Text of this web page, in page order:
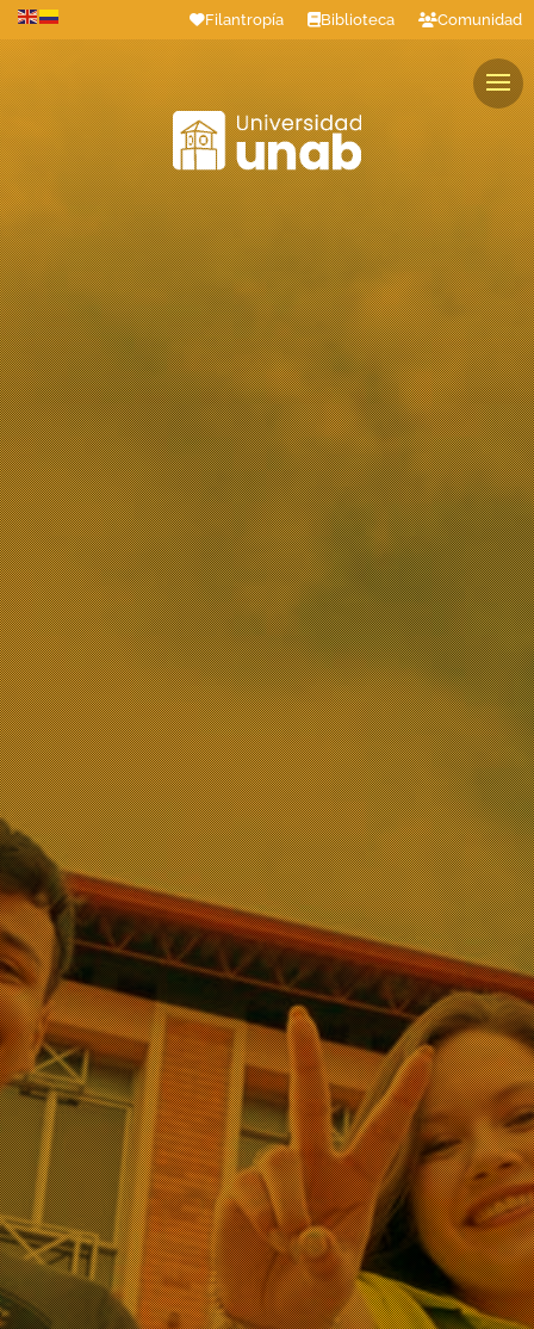
Filantropía Biblioteca Comunidad
Estudiantes Profesores Graduados